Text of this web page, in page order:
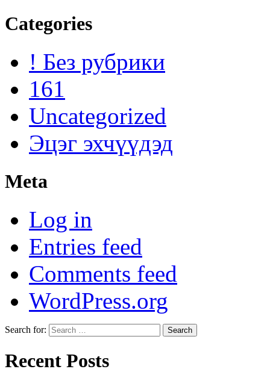
Categories
! Без рубрики
161
Uncategorized
Эцэг эхчүүдэд
Meta
Log in
Entries feed
Comments feed
WordPress.org
Search for:
Recent Posts